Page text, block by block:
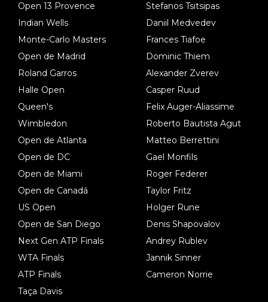
Open 13 Provence
Indian Wells
Monte-Carlo Masters
Open de Madrid
Roland Garros
Halle Open
Queen's
Wimbledon
Open de Atlanta
Open de DC
Open de Miami
Open de Canadá
US Open
Open de San Diego
Next Gen ATP Finals
WTA Finals
ATP Finals
Taça Davis
Stefanos Tsitsipas
Daniil Medvedev
Frances Tiafoe
Dominic Thiem
Alexander Zverev
Casper Ruud
Felix Auger-Aliassime
Roberto Bautista Agut
Matteo Berrettini
Gael Monfils
Roger Federer
Taylor Fritz
Holger Rune
Denis Shapovalov
Andrey Rublev
Jannik Sinner
Cameron Norrie